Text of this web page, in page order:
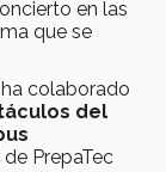
en las
que se
colaborado
del
PrepaTec